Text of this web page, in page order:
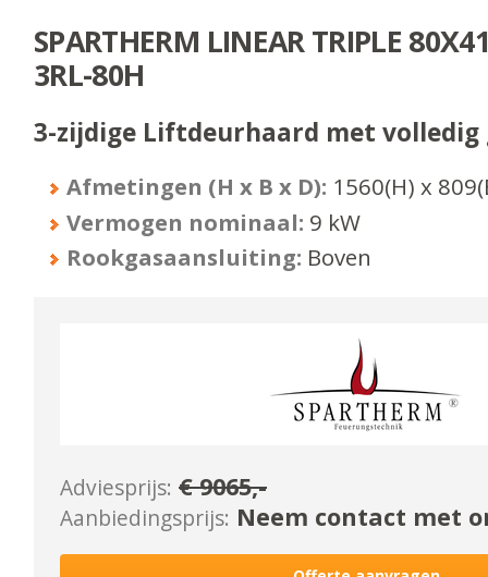
SPARTHERM LINEAR TRIPLE
3RL-80H
3-zijdige Liftdeurhaard met volledig
Afmetingen (H x B x D): 1560(H) x 809
Vermogen nominaal: 9 kW
Rookgasaansluiting: Boven
Adviesprijs: €9065,-
Aanbiedingsprijs: Neem contact met